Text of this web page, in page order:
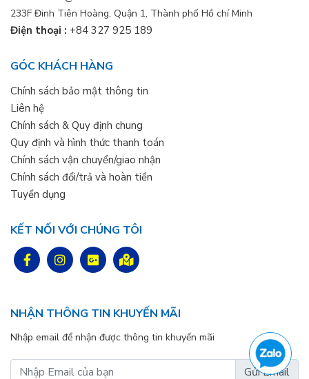
233F Đinh Tiên Hoàng, Quận 1, Thành phố Hồ chí Minh
Điện thoại : +84 327 925 189
GÓC KHÁCH HÀNG
Chính sách bảo mật thông tin
Liên hệ
Chính sách & Quy định chung
Quy định và hình thức thanh toán
Chính sách vận chuyển/giao nhận
Chính sách đổi/trả và hoàn tiền
Tuyển dụng
KẾT NỐI VỚI CHÚNG TÔI
NHẬN THÔNG TIN KHUYẾN MÃI
Nhập email để nhận được thông tin khuyến mãi
Gửi Email